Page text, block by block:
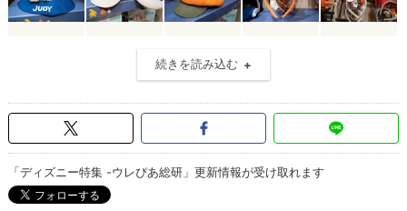
続きを読み込む
「ディズニー特集 -ウレぴあ総研」更新情報が受け取れます